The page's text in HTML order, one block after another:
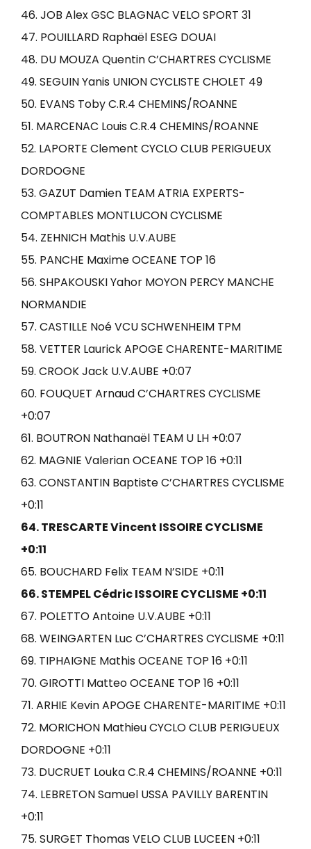
46. JOB Alex GSC BLAGNAC VELO SPORT 31
47. POUILLARD Raphaël ESEG DOUAI
48. DU MOUZA Quentin C’CHARTRES CYCLISME
49. SEGUIN Yanis UNION CYCLISTE CHOLET 49
50. EVANS Toby C.R.4 CHEMINS/ROANNE
51. MARCENAC Louis C.R.4 CHEMINS/ROANNE
52. LAPORTE Clement CYCLO CLUB PERIGUEUX
DORDOGNE
53. GAZUT Damien TEAM ATRIA EXPERTS-
COMPTABLES MONTLUCON CYCLISME
54. ZEHNICH Mathis U.V.AUBE
55. PANCHE Maxime OCEANE TOP 16
56. SHPAKOUSKI Yahor MOYON PERCY MANCHE
NORMANDIE
57. CASTILLE Noé VCU SCHWENHEIM TPM
58. VETTER Laurick APOGE CHARENTE-MARITIME
59. CROOK Jack U.V.AUBE +0:07
60. FOUQUET Arnaud C’CHARTRES CYCLISME
+0:07
61. BOUTRON Nathanaël TEAM U LH +0:07
62. MAGNIE Valerian OCEANE TOP 16 +0:11
63. CONSTANTIN Baptiste C’CHARTRES CYCLISME
+0:11
64. TRESCARTE Vincent ISSOIRE CYCLISME
+0:11
65. BOUCHARD Felix TEAM N’SIDE +0:11
66. STEMPEL Cédric ISSOIRE CYCLISME +0:11
67. POLETTO Antoine U.V.AUBE +0:11
68. WEINGARTEN Luc C’CHARTRES CYCLISME +0:11
69. TIPHAIGNE Mathis OCEANE TOP 16 +0:11
70. GIROTTI Matteo OCEANE TOP 16 +0:11
71. ARHIE Kevin APOGE CHARENTE-MARITIME +0:11
72. MORICHON Mathieu CYCLO CLUB PERIGUEUX
DORDOGNE +0:11
73. DUCRUET Louka C.R.4 CHEMINS/ROANNE +0:11
74. LEBRETON Samuel USSA PAVILLY BARENTIN
+0:11
75. SURGET Thomas VELO CLUB LUCEEN +0:11